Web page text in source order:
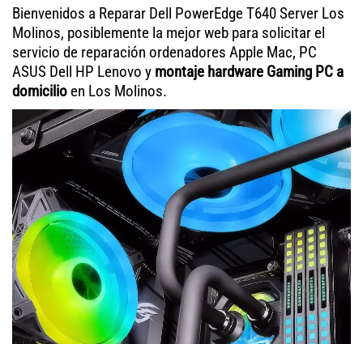
Bienvenidos a Reparar Dell PowerEdge T640 Server Los
Molinos, posiblemente la mejor web para solicitar el
servicio de reparación ordenadores Apple Mac, PC
ASUS Dell HP Lenovo y montaje hardware Gaming PC a
domicilio en Los Molinos.